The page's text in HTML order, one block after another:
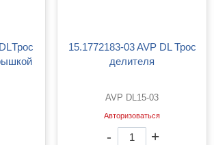
15.1772183-03 AVP DL Трос
делителя
AVP DL15-03
Авторизоваться
- +